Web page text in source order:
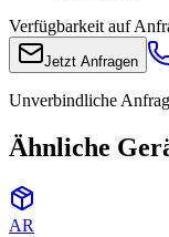
Verfügbarkeit auf
Jetzt Anfragen
Unverbindliche
Ähnliche
AR